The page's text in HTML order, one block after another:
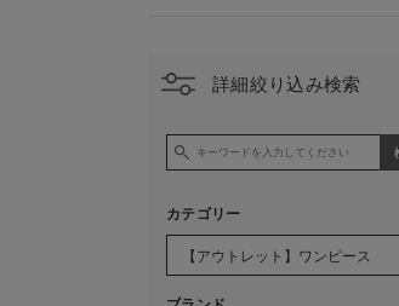
詳細絞り込み検索
カテゴリー